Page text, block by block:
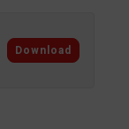
Download